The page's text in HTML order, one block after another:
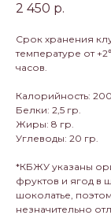
2 450 р.
Срок хранения
температуре от
часов.
Калорийность:
Белки: 2,5 гр.
Жиры: 8 гр.
Углеводы: 20 гр.
*КБЖУ указаны
фруктов и ягод в
шоколатье,
незначительно